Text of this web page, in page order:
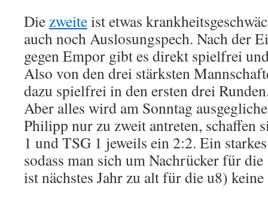
Diezweiteist etwas
auch noch Auslosungspech. Nach der
gegen Empor gibt es direkt spielfrei
Also von den drei stärksten
dazu spielfrei in den ersten drei
Aber alles wird am Sonntag
Philipp nur zu zweit antreten, schaffen
1 und TSG 1 jeweils ein 2:2. Ein
sodass man sich um Nachrücker für
ist nächstes Jahr zu alt für die u8)